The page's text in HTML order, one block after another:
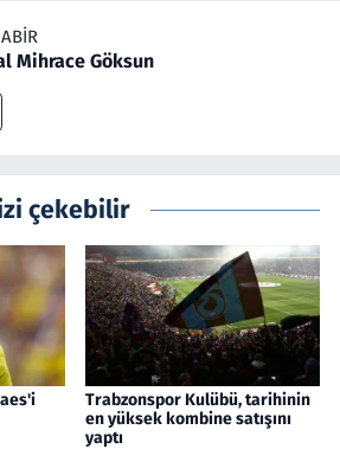
Mihrace Göksun
çekebilir
Trabzonspor Kulübü, tarihinin
en yüksek kombine satışını
yaptı